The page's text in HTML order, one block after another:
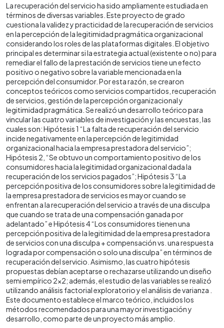
La recuperación del servicio ha sido ampliamente estudiada en
términos de diversas variables. Este proyecto de grado
cuestiona la validez y practicidad de la recuperación de servicios
en la percepción de la legitimidad pragmática organizacional
considerando los roles de las plataformas digitales. El objetivo
principal es determinar si la estrategia actual (existente o no) para
remediar el fallo de la prestación de servicios tiene un efecto
positivo o negativo sobre la variable mencionada en la
percepción del consumidor. Por esta razón, se crearon
conceptos teóricos como servicios compartidos, recuperación
de servicios, gestión de la percepción organizacional y
legitimidad pragmática. Se realizó un desarrollo teórico para
vincular las cuatro variables de investigación y las encuestas, las
cuales son: Hipótesis 1 “La falta de recuperación del servicio
incide negativamente en la percepción de legitimidad
organizacional hacia la empresa prestadora del servicio”;
Hipótesis 2, “Se obtuvo un comportamiento positivo de los
consumidores hacia la legitimidad organizacional dada la
recuperación de los servicios pagados”; Hipótesis 3 “La
percepción positiva de los consumidores sobre la legitimidad de
la empresa prestadora de servicios es mayor cuando se
enfrentan a la recuperación del servicio a través de una disculpa
que cuando se trata de una compensación ganada por
adelantado” e Hipótesis 4 “Los consumidores tienen una
percepción positiva de la legitimidad de la empresa prestadora
de servicios con una disculpa + compensación vs. una respuesta
lograda por compensación o solo una disculpa” en términos de
recuperación del servicio. Asimismo, las cuatro hipótesis
propuestas debían aceptarse o rechazarse utilizando un diseño
semi empírico 2x2; además, el estudio de las variables se realizó
utilizando análisis factorial exploratorio y el análisis de varianza .
Este documento establece el marco teórico, incluidos los
métodos recomendados para una mayor investigación y
desarrollo, como parte de un proyecto más amplio.